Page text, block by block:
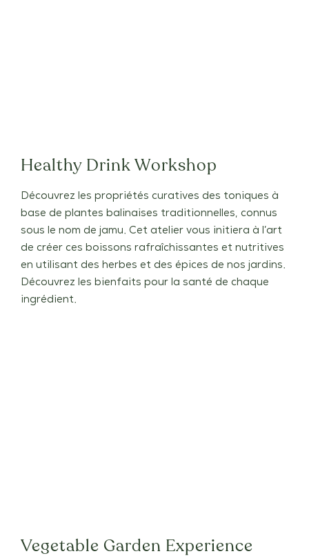
Healthy Drink Workshop
Découvrez les propriétés curatives des toniques à
base de plantes balinaises traditionnelles, connus
sous le nom de jamu. Cet atelier vous initiera à l’art
de créer ces boissons rafraîchissantes et nutritives
en utilisant des herbes et des épices de nos jardins.
Découvrez les bienfaits pour la santé de chaque
ingrédient.
Vegetable Garden Experience